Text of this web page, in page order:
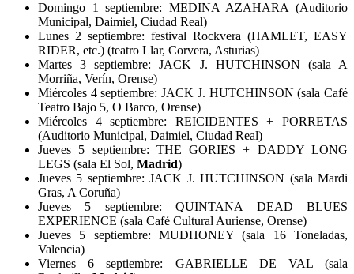
Domingo 1 septiembre: MEDINA AZAHARA (Auditorio
Municipal, Daimiel, Ciudad Real)
Lunes 2 septiembre: festival Rockvera (HAMLET, EASY
RIDER, etc.) (teatro Llar, Corvera, Asturias)
Martes 3 septiembre: JACK J. HUTCHINSON (sala A
Morriña, Verín, Orense)
Miércoles 4 septiembre: JACK J. HUTCHINSON (sala Café
Teatro Bajo 5, O Barco, Orense)
Miércoles 4 septiembre: REICIDENTES + PORRETAS
(Auditorio Municipal, Daimiel, Ciudad Real)
Jueves 5 septiembre: THE GORIES + DADDY LONG
LEGS (sala El Sol, Madrid)
Jueves 5 septiembre: JACK J. HUTCHINSON (sala Mardi
Gras, A Coruña)
Jueves 5 septiembre: QUINTANA DEAD BLUES
EXPERIENCE (sala Café Cultural Auriense, Orense)
Jueves 5 septiembre: MUDHONEY (sala 16 Toneladas,
Valencia)
Viernes 6 septiembre: GABRIELLE DE VAL (sala